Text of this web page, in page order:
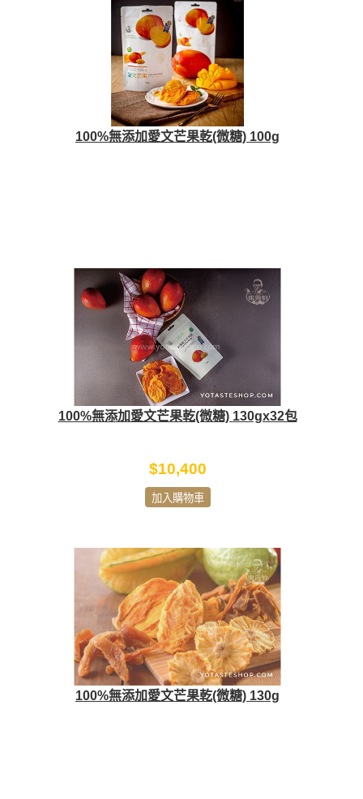
100%無添加愛文芒果乾(微糖) 100g
100%無添加愛文芒果乾(微糖) 130gx32包
$10,400
加入購物車
100%無添加愛文芒果乾(微糖) 130g